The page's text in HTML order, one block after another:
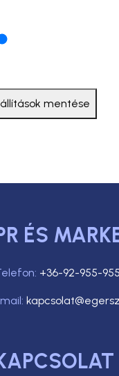
mentése
ÉS
+36-92-955-955